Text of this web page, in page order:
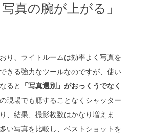
真の腕が上がる」
り、ライトルームは効率よく写真を
きる強力なツールなのですが、使い
ると
「写真選別」がおっくうでなく
現場でも臆することなくシャッター
、結果、撮影枚数はかなり増えま
い写真を比較し、ベストショットを